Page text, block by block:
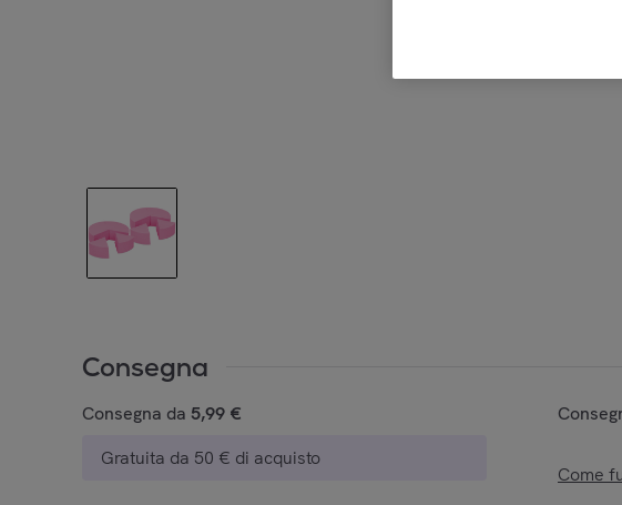
Consegna
Consegna da 5,99 €
Gratuita da 50 € di acquisto
Come